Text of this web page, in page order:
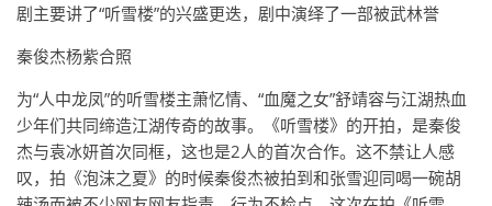
剧主要讲了“听雪楼”的兴盛更迭，剧中演绎了一部被武林誉
秦俊杰杨紫合照
为“人中龙凤”的听雪楼主萧忆情、“血魔之女”舒靖容与江湖热血
少年们共同缔造江湖传奇的故事。《听雪楼》的开拍，是秦俊
杰与袁冰妍首次同框，这也是2人的首次合作。这不禁让人感
叹，拍《泡沫之夏》的时候秦俊杰被拍到和张雪迎同喝一碗胡